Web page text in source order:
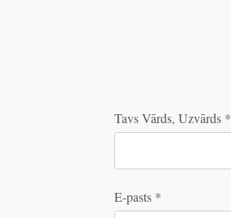
Tavs Vārds, Uzvārds *
E-pasts *